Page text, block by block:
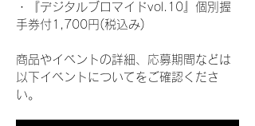
・『デジタルブロマイドvol.10』個別握
手券付1,700円(税込み)
商品やイベントの詳細、応募期間などは
以下イベントについてをご確認くださ
い。